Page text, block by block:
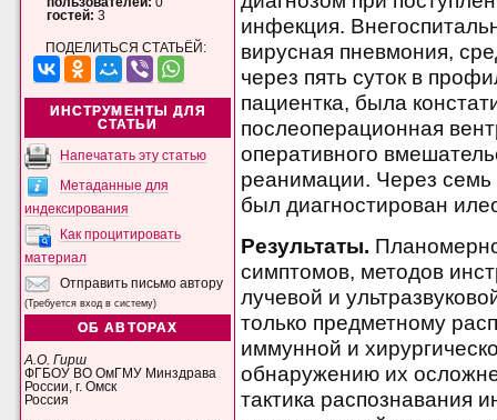
гостей: 3
ПОДЕЛИТЬСЯ СТАТЬЁЙ:
ИНСТРУМЕНТЫ ДЛЯ
СТАТЬИ
Напечатать эту статью
Метаданные для
индексирования
Как процитировать
материал
Отправить письмо автору
(Требуется вход в систему)
ОБ АВТОРАХ
А.О. Гирш
ФГБОУ ВО ОмГМУ Минздрава
России, г. Омск
Россия
инфекция.
вирусная пневмония,
через пять суток в
пациентка, была
послеоперационная
оперативного
реанимации. Через семь
был диагностирован
Результаты.
симптомов, методов
лучевой и
только предметному
иммунной и
обнаружению их
тактика распознавания